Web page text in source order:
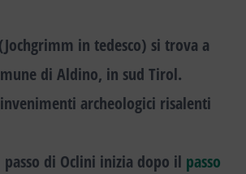
(Jochgrimm in tedesco) si trova a
di Aldino, in sud Tirol.
archeologici risalenti
di Oclini inizia dopo il passo